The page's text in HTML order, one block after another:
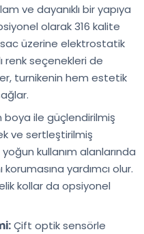
ve dayanıklı bir yapıya
olarak 316 kalite
üzerine elektrostatik
renk seçenekleri de
turnikenin hem estetik
boya ile güçlendirilmiş
ve sertleştirilmiş
kullanım alanlarında
korumasına yardımcı olur.
kollar da opsiyonel
Çift optik sensörle